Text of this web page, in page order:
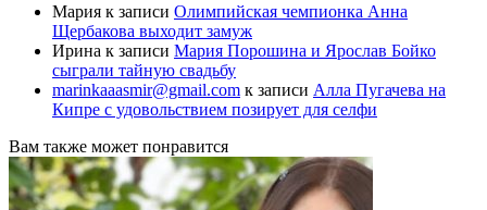
Мария к записи Олимпийская чемпионка Анна
Щербакова выходит замуж
Ирина к записи Мария Порошина и Ярослав Бойко
сыграли тайную свадьбу
marinkaaasmir@gmail.com к записи Алла Пугачева на
Кипре с удовольствием позирует для селфи
Вам также может понравится